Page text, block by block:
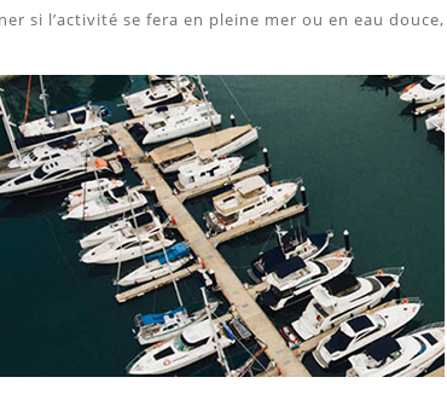
si l’activité se fera en pleine mer ou en eau